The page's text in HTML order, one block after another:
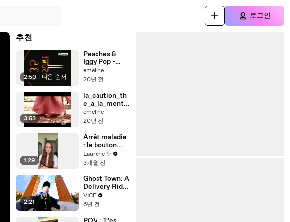
로그인
추천
2:50 다음 순서
Peaches &
Iggy Pop -
Kick It
emeline
20년 전
3:53
la_caution_th
e_a_la_menth
e
emeline
20년 전
1:29
Arrêt maladie
: le bouton
d’alerte ??
Laurène ✨
3개월 전
2:21
Ghost Town: A
Delivery Rider
in the Empty
Streets of
VICE
6년 전